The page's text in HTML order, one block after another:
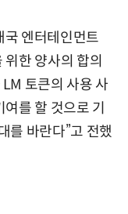
국 엔터테인먼트
위한 양사의 합의
토큰의 사용 사
를 할 것으로 기
를 바란다”고 전했